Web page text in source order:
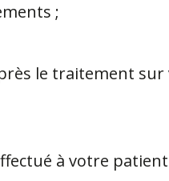
;
le traitement sur
à votre